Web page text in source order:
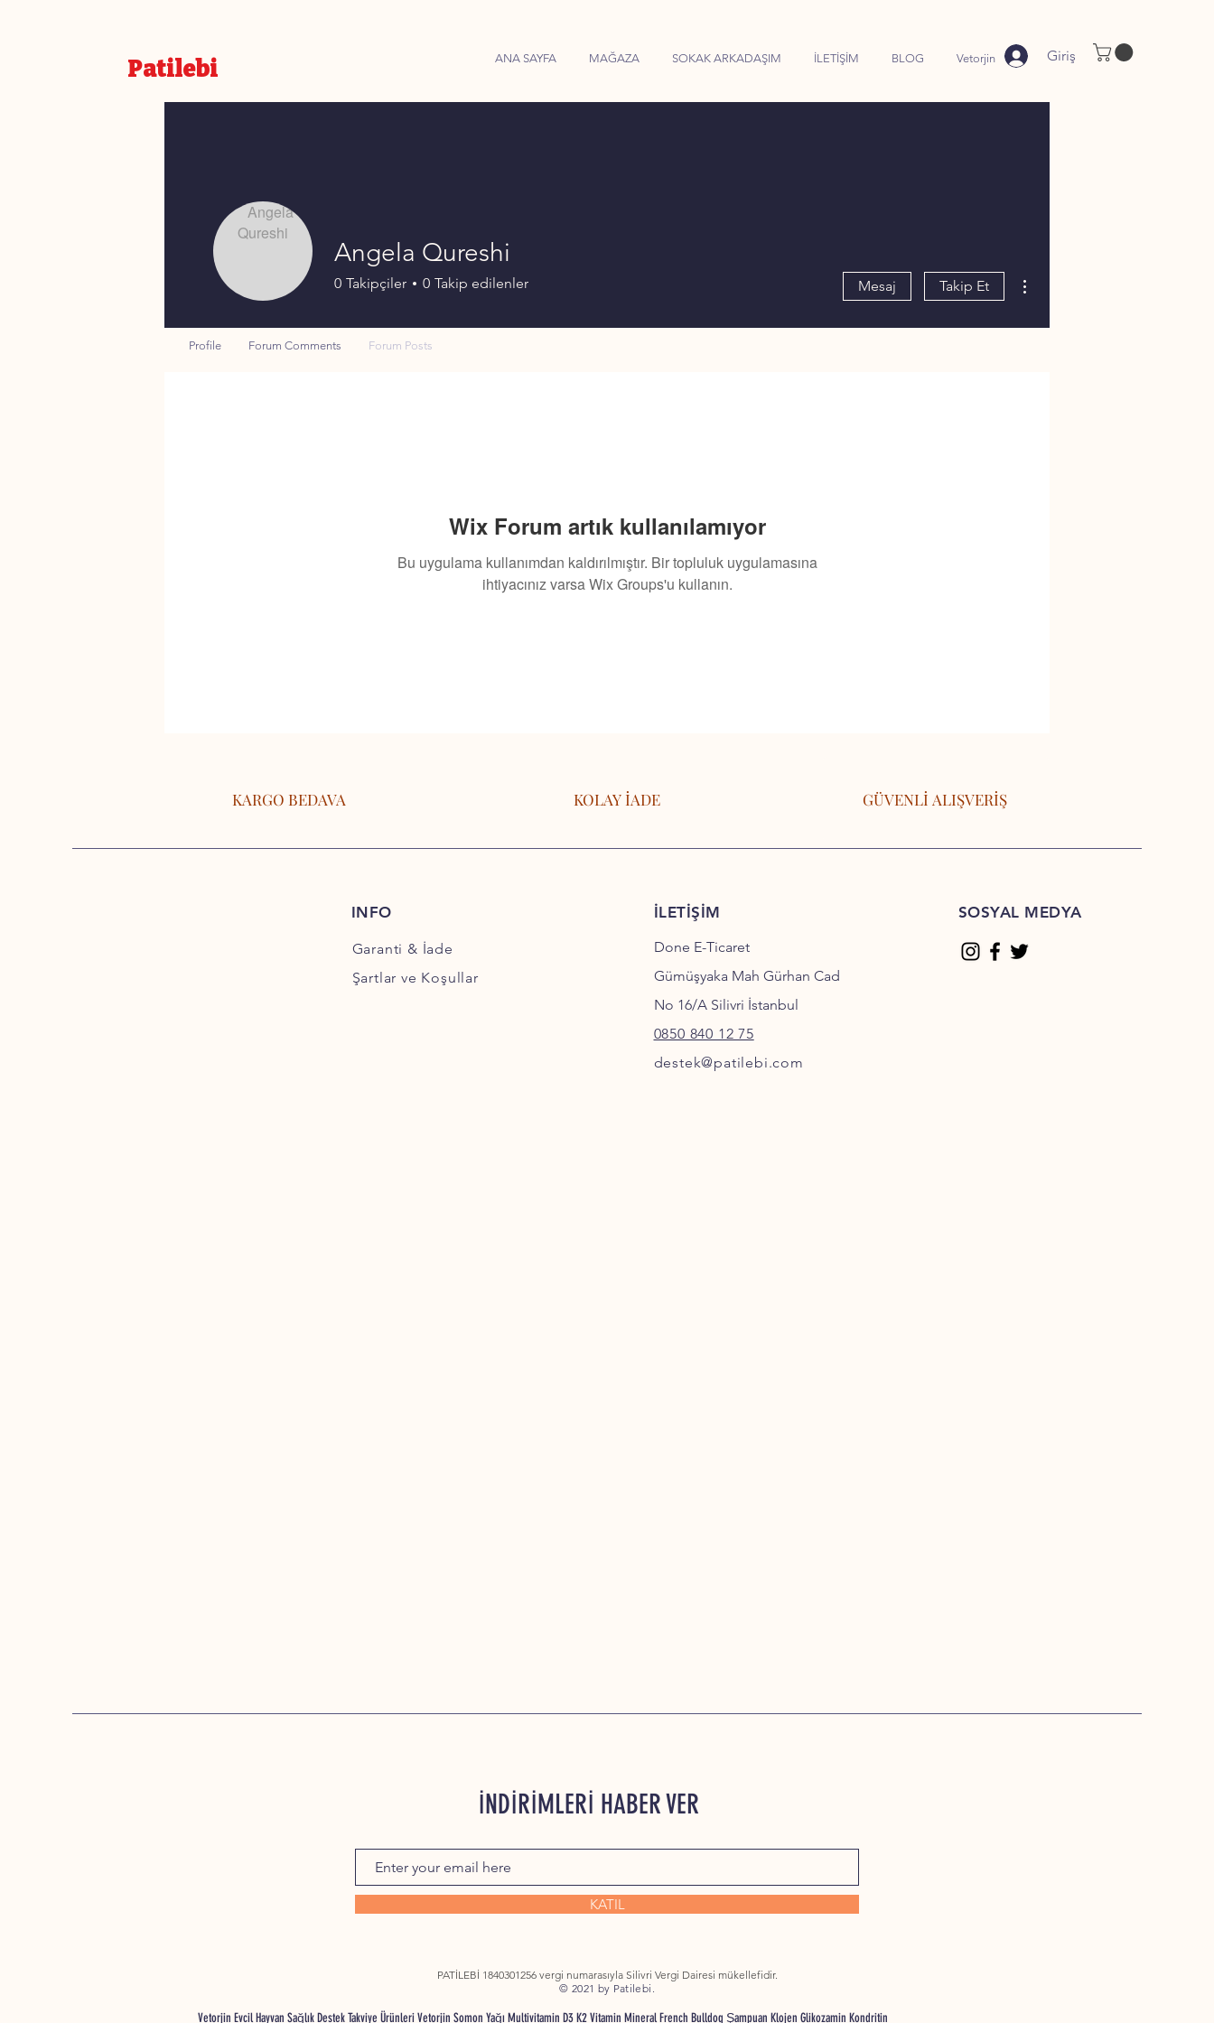
Patilebi ANA SAYFA MAĞAZA SOKAK ARKADAŞIM İLETİŞİM BLOG Vetorjin Giriş
Wix Forum artık kullanılamıyor
Bu uygulama kullanımdan kaldırılmıştır. Bir topluluk uygulamasına
ihtiyacınız varsa Wix Groups'u kullanın.
Angela Qureshi
0 Takipçiler 0 Takip edilenler Mesaj Takip Et
Profile Forum Comments Forum Posts
KARGO BEDAVA KOLAY İADE GÜVENLİ ALIŞVERİŞ
INFO
Garanti & İade
Şartlar ve Koşullar
İLETİŞİM
Done E-Ticaret
Gümüşyaka Mah Gürhan Cad
No 16/A Silivri İstanbul
0850 840 12 75
destek@patilebi.com
SOSYAL MEDYA
İNDİRİMLERİ HABER VER
KATIL
PATİLEBİ 1840301256 vergi numarasıyla Silivri Vergi Dairesi mükellefidir.
© 2021 by Patilebi.
Vetorjin Evcil Hayvan Sağlık Destek Takviye Ürünleri Vetorjin Somon Yağı Multivitamin D3 K2 Vitamin Mineral French Bulldog Şampuan Klojen Glikozamin Kondritin